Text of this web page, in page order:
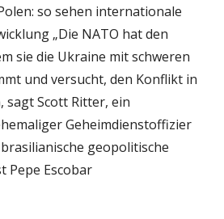
so sehen internationale
„Die NATO hat den
sie die Ukraine mit schweren
und versucht, den Konflikt in
sagt Scott Ritter, ein
Geheimdienstoffizier
geopolitische
Pepe Escobar